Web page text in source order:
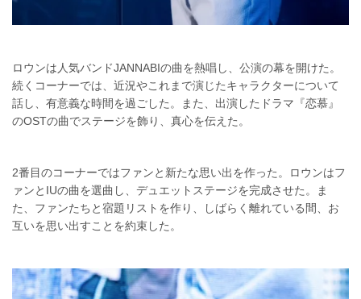
ロウンは人気バンドJANNABIの曲を熱唱し、公演の幕を開けた。
続くコーナーでは、近況やこれまで演じたキャラクターについて
話し、有意義な時間を過ごした。また、出演したドラマ『恋慕』
のOSTの曲でステージを飾り、真心を伝えた。
2番目のコーナーではファンと新たな思い出を作った。ロウンはフ
ァンとIUの曲を選曲し、デュエットステージを完成させた。ま
た、ファンたちと宿題リストを作り、しばらく離れている間、お
互いを思い出すことを約束した。